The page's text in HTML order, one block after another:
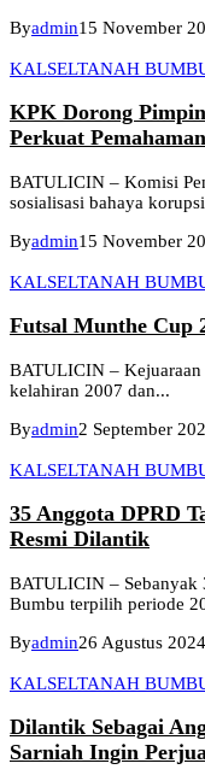
Byadmin15 November
KALSELTANAH
KPK Dorong
Perkuat
BATULICIN – Komisi
sosialisasi bahaya
Byadmin15 November
KALSELTANAH
Futsal Munthe Cup
BATULICIN – Kejuaraan
kelahiran 2007 dan...
Byadmin2 September
KALSELTANAH
35 Anggota DPRD
Resmi Dilantik
BATULICIN – Sebanyak
Bumbu terpilih periode
Byadmin26 Agustus 2024
KALSELTANAH
Dilantik Sebagai
Sarniah Ingin